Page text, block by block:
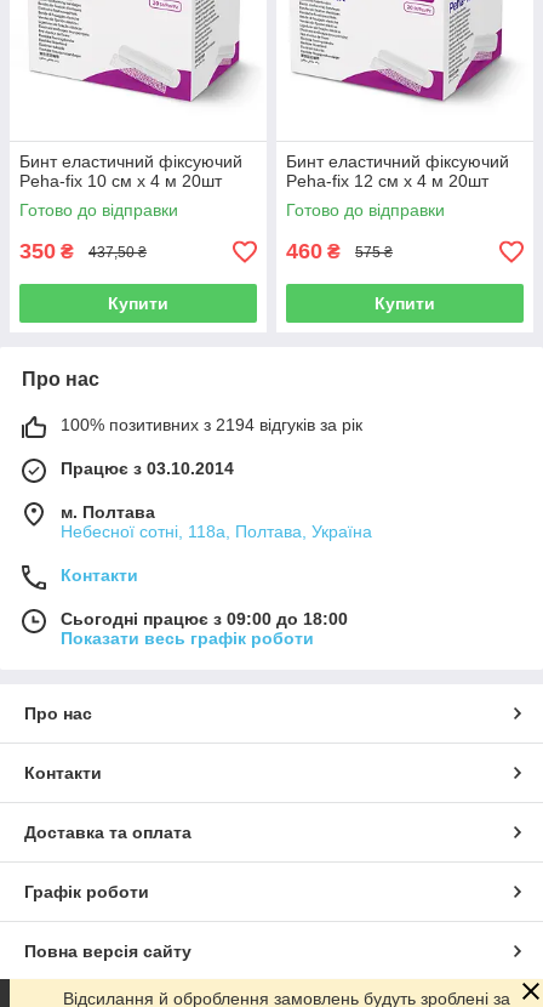
Бинт еластичний фіксуючий
Peha-fix 10 см х 4 м 20шт
Готово до відправки
350 ₴ 437,50 ₴
Купити
Бинт еластичний фіксуючий
Peha-fix 12 см х 4 м 20шт
Готово до відправки
460 ₴ 575 ₴
Купити
Про нас
100% позитивних з 2194 відгуків за рік
Працює з 03.10.2014
м. Полтава
Небесної сотні, 118а, Полтава, Україна
Контакти
Сьогодні працює з 09:00 до 18:00
Показати весь графік роботи
Про нас
Контакти
Доставка та оплата
Графік роботи
Повна версія сайту
Відсилання й оброблення замовлень будуть зроблені за